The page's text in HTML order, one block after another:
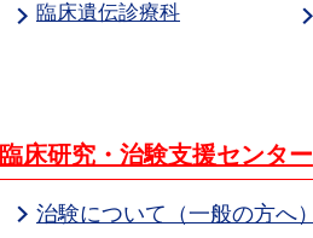
臨床遺伝診療科
臨床研究・治験支援センター
治験について（一般の方へ）